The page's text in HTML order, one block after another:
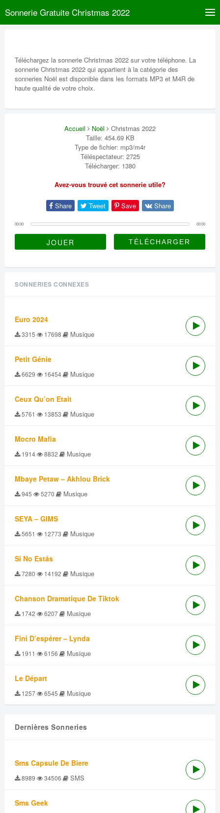
Sonnerie Gratuite Christmas 2022
Téléchargez la sonnerie Christmas 2022 sur votre téléphone. La
sonnerie Christmas 2022 qui appartient à la catégorie des
sonneries Noël est disponible dans les formats MP3 et M4R de
haute qualité de votre choix.
Accueil Noël
Christmas 2022
Taille: 454.69 KB
Type de fichier: mp3/m4r
Téléspectateur: 2725
Télécharger: 1380
Avez-vous trouvé cet sonnerie utile?
Share Tweet Save Share
00:00 00:00
JOUER
SONNERIES CONNEXES
Euro 2024
3315 17698 Musique
Petit Génie
6629 16454 Musique
Ceux Qu’on Etait
5761 13853 Musique
Mocro Mafia
1914 8832 Musique
Mbaye Petaw – Akhlou Brick
945 5270 Musique
SEYA – GIMS
5651 12773 Musique
Si No Estás
7280 14192 Musique
Chanson Dramatique De Tiktok
1742 6207 Musique
Fini D’espérer – Lynda
1911 6156 Musique
Le Départ
1257 6545 Musique
Dernières Sonneries
Sms Capsule De Biere
8989 34506 SMS
Sms Geek